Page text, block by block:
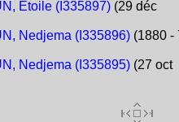
Étoile (I335897)(29 déc
Nedjema (I335896)(1880 -
Nedjema (I335895)(27 oct